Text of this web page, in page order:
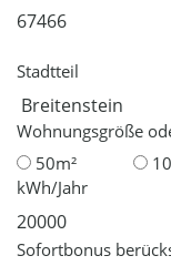
Stadtteil
Wohnungsgröße
50m²
kWh/Jahr
Sofortbonus